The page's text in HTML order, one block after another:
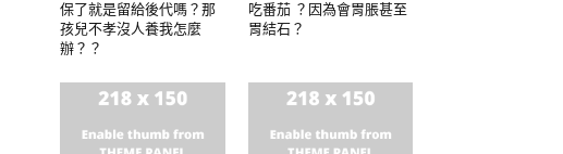
保了就是留給後代嗎？那
孩兒不孝沒人養我怎麼
辦？？
吃番茄 ？因為會胃脹甚至
胃結石？